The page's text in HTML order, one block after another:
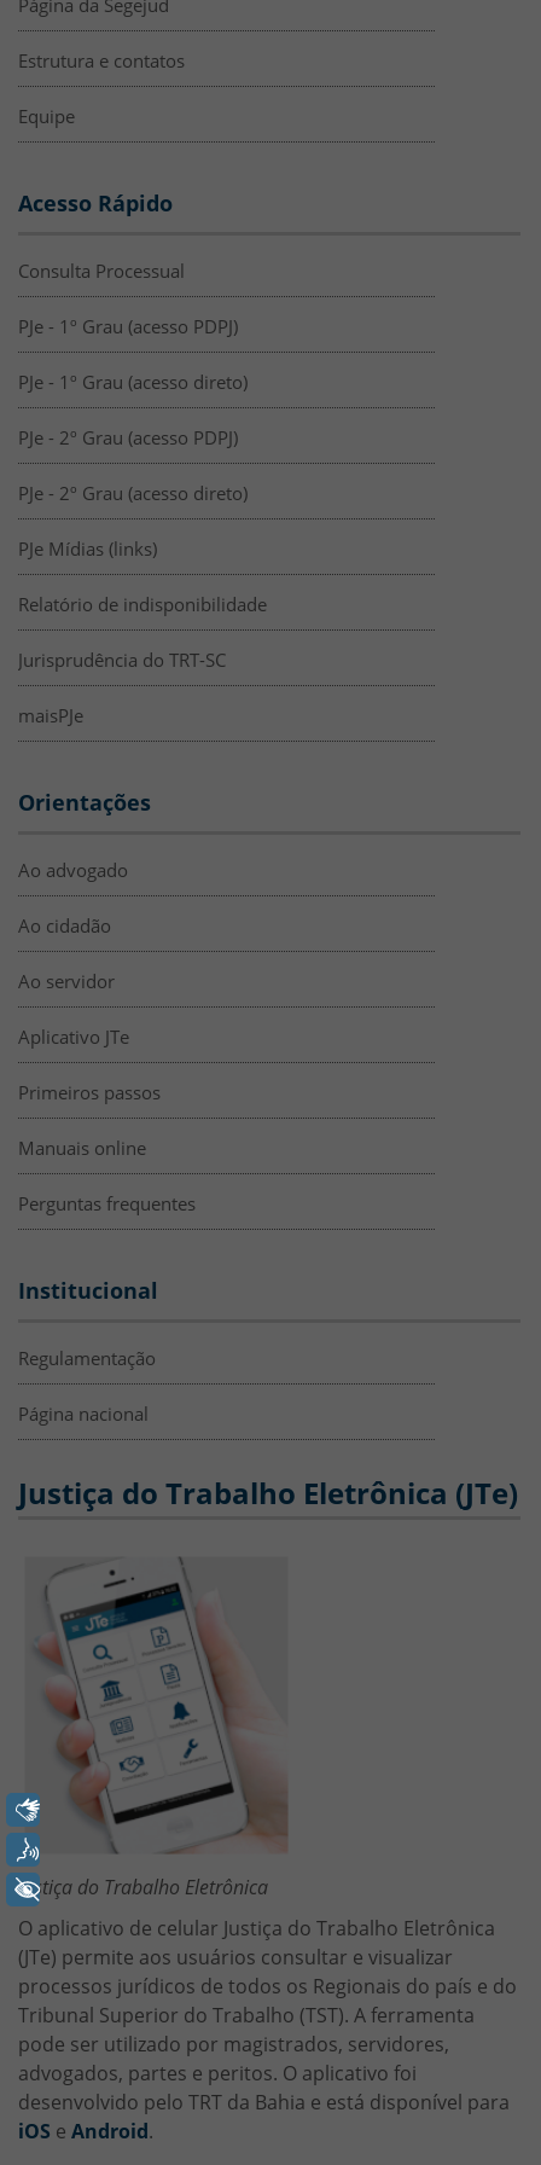
Página da Segejud
Estrutura e contatos
Equipe
Acesso Rápido
Consulta Processual
PJe - 1º Grau (acesso PDPJ)
PJe - 1º Grau (acesso direto)
PJe - 2º Grau (acesso PDPJ)
PJe - 2º Grau (acesso direto)
PJe Mídias (links)
Relatório de indisponibilidade
Jurisprudência do TRT-SC
maisPJe
Orientações
Ao advogado
Ao cidadão
Ao servidor
Aplicativo JTe
Primeiros passos
Manuais online
Perguntas frequentes
Institucional
Regulamentação
Página nacional
Justiça do Trabalho Eletrônica (JTe)
HTML
Justiça do Trabalho Eletrônica
O aplicativo de celular Justiça do Trabalho Eletrônica
(JTe) permite aos usuários consultar e visualizar
processos jurídicos de todos os Regionais do país e do
Tribunal Superior do Trabalho (TST). A ferramenta
pode ser utilizado por magistrados, servidores,
advogados, partes e peritos. O aplicativo foi
desenvolvido pelo TRT da Bahia e está disponível para
iOS e Android.
Libras
+ Acessibilidade